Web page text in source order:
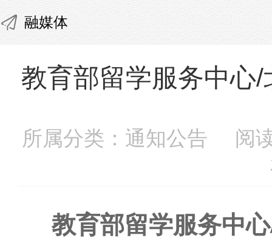
融媒体
教育部留学服务中心
所属分类：通知公告 阅
教育部留学服务中心